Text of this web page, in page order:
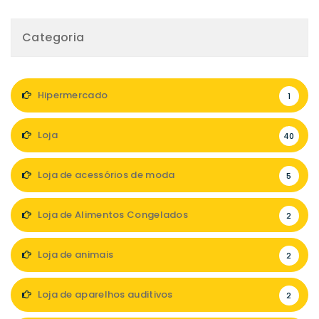
Categoria
Hipermercado 1
Loja 40
Loja de acessórios de moda 5
Loja de Alimentos Congelados 2
Loja de animais 2
Loja de aparelhos auditivos 2